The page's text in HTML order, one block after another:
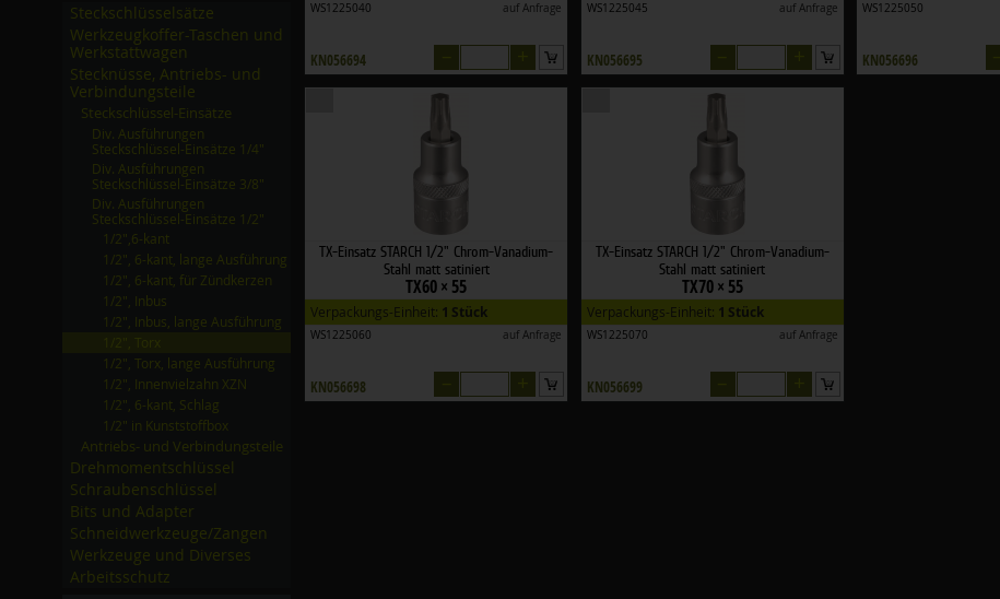
Steckschlüsselsätze
Werkzeugkoffer-Taschen und
Werkstattwagen
Stecknüsse, Antriebs- und
Verbindungsteile
Steckschlüssel-Einsätze
Div. Ausführungen
Steckschlüssel-Einsätze 1/­4"
Div. Ausführungen
Steckschlüssel-Einsätze 3/­8"
Div. Ausführungen
Steckschlüssel-Einsätze 1/­2"
1/­2",6-kant
1/­2", 6-kant, lange Ausführung
1/­2", 6-kant, für Zündkerzen
1/­2", Inbus
1/­2", Inbus, lange Ausführung
1/­2", Torx, lange Ausführung
1/­2", Innenvielzahn XZN
1/­2", 6-kant, Schlag
1/­2" in Kunststoffbox
Antriebs- und Verbindungsteile
Drehmomentschlüssel
Schraubenschlüssel
Bits und Adapter
Schneidwerkzeuge/­Zangen
Werkzeuge und Diverses
Arbeitsschutz
WS1225040 auf Anfrage
KN056694
WS1225045 auf Anfrage
KN056695
WS1225050
KN056696
TX-Einsatz STARCH 1/2" Chrom-Vanadium-
Stahl matt satiniert
TX60 × 55
Verpackungs-Einheit: 1 Stück
WS1225060 auf Anfrage
KN056698
TX-Einsatz STARCH 1/2" Chrom-Vanadium-
Stahl matt satiniert
TX70 × 55
Verpackungs-Einheit: 1 Stück
WS1225070 auf Anfrage
KN056699